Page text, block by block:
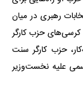
رهبری در میان
کرسی‌های حزب کارگر
حزب کارگر سنت
علیه نخست‌وزیر